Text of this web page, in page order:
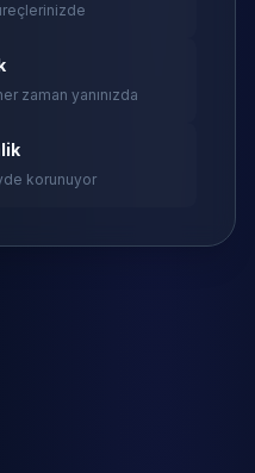
zaman yanınızda
korunuyor